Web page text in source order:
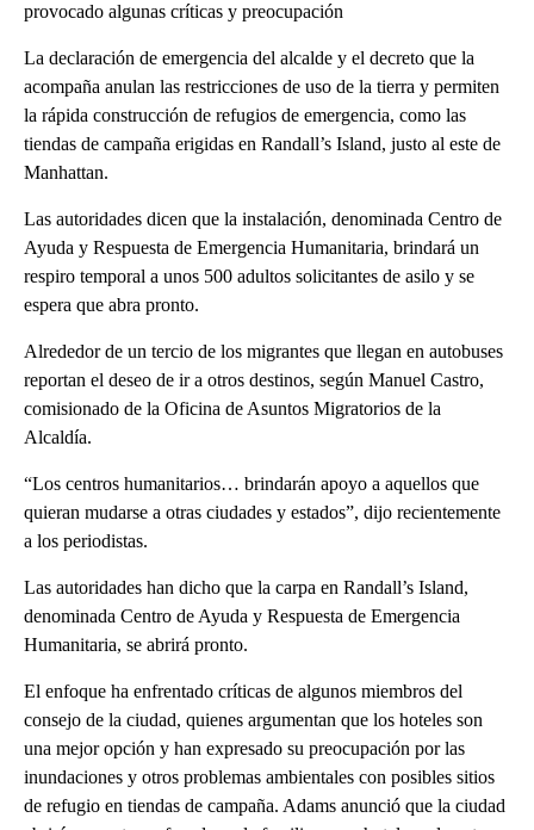
provocado algunas críticas y preocupación
La declaración de emergencia del alcalde y el decreto que la
acompaña anulan las restricciones de uso de la tierra y permiten
la rápida construcción de refugios de emergencia, como las
tiendas de campaña erigidas en Randall’s Island, justo al este de
Manhattan.
Las autoridades dicen que la instalación, denominada Centro de
Ayuda y Respuesta de Emergencia Humanitaria, brindará un
respiro temporal a unos 500 adultos solicitantes de asilo y se
espera que abra pronto.
Alrededor de un tercio de los migrantes que llegan en autobuses
reportan el deseo de ir a otros destinos, según Manuel Castro,
comisionado de la Oficina de Asuntos Migratorios de la
Alcaldía.
“Los centros humanitarios… brindarán apoyo a aquellos que
quieran mudarse a otras ciudades y estados”, dijo recientemente
a los periodistas.
Las autoridades han dicho que la carpa en Randall’s Island,
denominada Centro de Ayuda y Respuesta de Emergencia
Humanitaria, se abrirá pronto.
El enfoque ha enfrentado críticas de algunos miembros del
consejo de la ciudad, quienes argumentan que los hoteles son
una mejor opción y han expresado su preocupación por las
inundaciones y otros problemas ambientales con posibles sitios
de refugio en tiendas de campaña. Adams anunció que la ciudad